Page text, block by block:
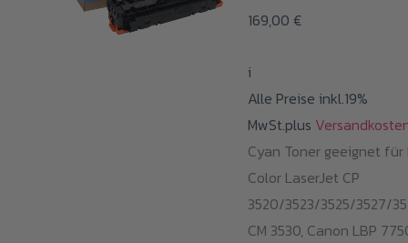
169,00 €
i
Alle Preise inkl.19%
MwSt.plus
Cyan Toner geeignet für
Color LaserJet CP
3520/3523/3525/3527/
CM 3530, Canon LBP